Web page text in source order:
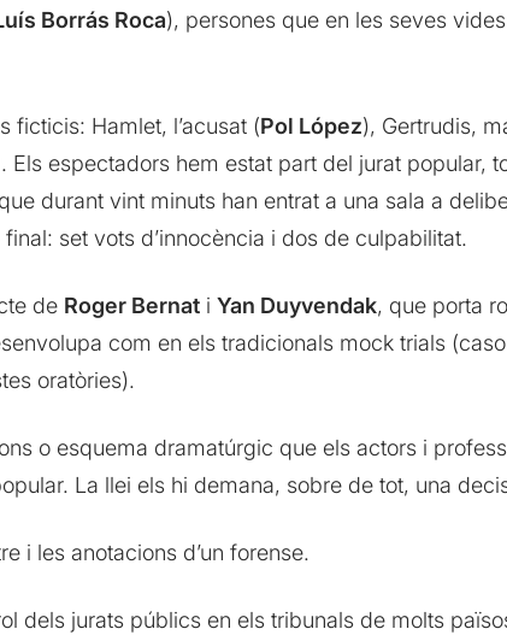
Borrás Roca), persones que en les seves
ficticis: Hamlet, l’acusat (Pol López), Gertrudis,
Els espectadors hem estat part del jurat popular,
durant vint minuts han entrat a una sala a
set vots d’innocència i dos de culpabilitat.
de Roger Bernati Yan Duyvendak, que porta
com en els tradicionals mock trials
oratòries).
o esquema dramatúrgic que els actors i
La llei els hi demana, sobre de tot, una
i les anotacions d’un forense.
dels jurats públics en els tribunals de molts